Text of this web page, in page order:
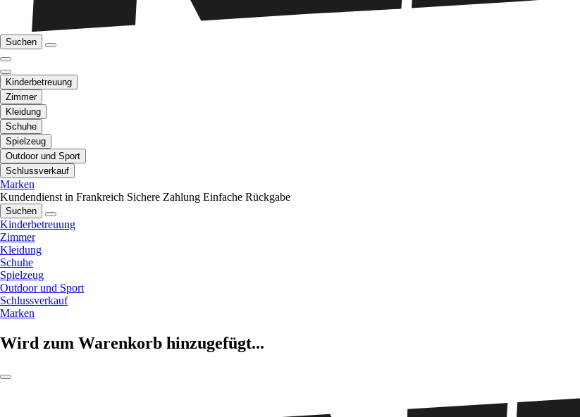
Suchen
Kinderbetreuung
Zimmer
Kleidung
Schuhe
Spielzeug
Outdoor und Sport
Schlussverkauf
Marken
Kundendienst in Frankreich Sichere Zahlung Einfache Rückgabe
Suchen
Kinderbetreuung
Zimmer
Kleidung
Schuhe
Spielzeug
Outdoor und Sport
Schlussverkauf
Marken
Wird zum Warenkorb hinzugefügt...